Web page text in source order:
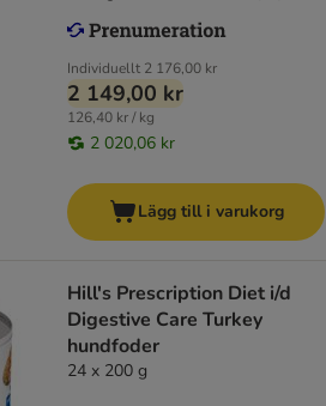
Individuellt 2 176,00 kr
2 149,00 kr
126,40 kr / kg
2 020,06 kr
Lägg till i varukorg
Hill's Prescription Diet i/d
Digestive Care Turkey
hundfoder
24 x 200 g